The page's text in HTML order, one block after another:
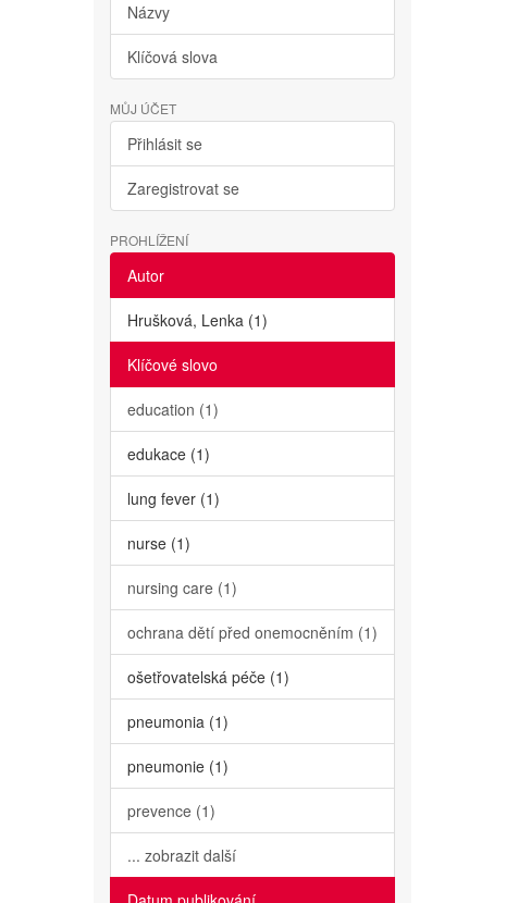
Názvy
Klíčová slova
MŮJ ÚČET
Přihlásit se
Zaregistrovat se
PROHLÍŽENÍ
Autor
Hrušková, Lenka (1)
Klíčové slovo
education (1)
edukace (1)
lung fever (1)
nurse (1)
nursing care (1)
ochrana dětí před onemocněním (1)
ošetřovatelská péče (1)
pneumonia (1)
pneumonie (1)
prevence (1)
... zobrazit další